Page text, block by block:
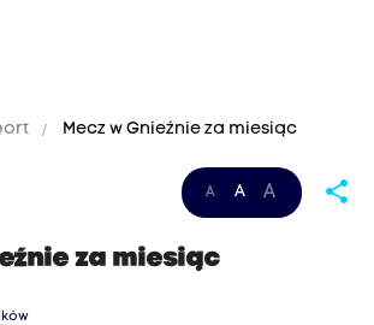
Mecz w Gnieźnie za miesiąc
A A A share
za miesiąc